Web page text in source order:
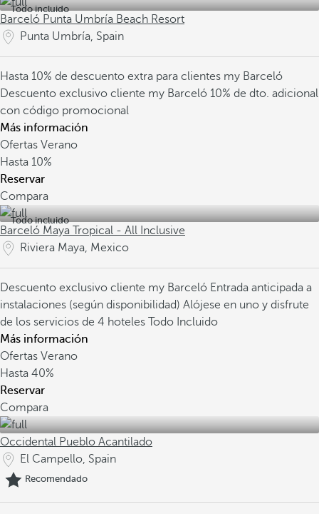
Todo incluido
Barceló Punta Umbría Beach Resort
Punta Umbría, Spain
Hasta 10% de descuento extra para clientes my Barceló
Descuento exclusivo cliente my Barceló 10% de dto. adicional
con código promocional
Más información
Ofertas Verano
Hasta 10%
Reservar
Compara
Todo incluido
Barceló Maya Tropical - All Inclusive
Riviera Maya, Mexico
Descuento exclusivo cliente my Barceló Entrada anticipada a
instalaciones (según disponibilidad) Alójese en uno y disfrute
de los servicios de 4 hoteles Todo Incluido
Más información
Ofertas Verano
Hasta 40%
Reservar
Compara
Occidental Pueblo Acantilado
El Campello, Spain
Recomendado